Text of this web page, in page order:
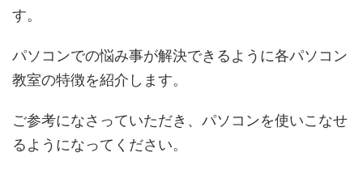
す。
パソコンでの悩み事が解決できるように各パソコン
教室の特徴を紹介します。
ご参考になさっていただき、パソコンを使いこなせ
るようになってください。